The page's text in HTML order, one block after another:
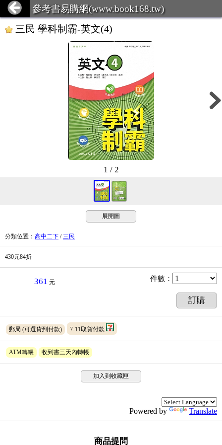
參考書易購網(www.book168.tw)
三民 學科制霸-英文(4)
1 / 2
展開圖
分類位置 ： 高中二下 /三民
430元84折
361 元 件數 ：
訂購
郵局 (可選貨到付款) 7-11取貨付款
ATM轉帳 收到書三天內轉帳
加入到收藏匣
Powered by Translate
商品提問